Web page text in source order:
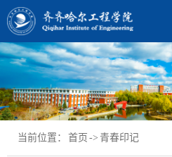
当前位置： 首页 -> 青春印记